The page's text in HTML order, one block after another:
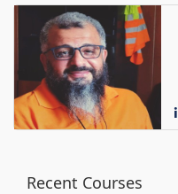
Recent Courses